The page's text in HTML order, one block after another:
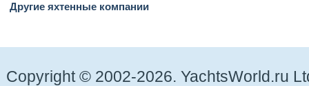
Другие яхтенные компании
Copyright © 2002-2026. YachtsWorld.ru